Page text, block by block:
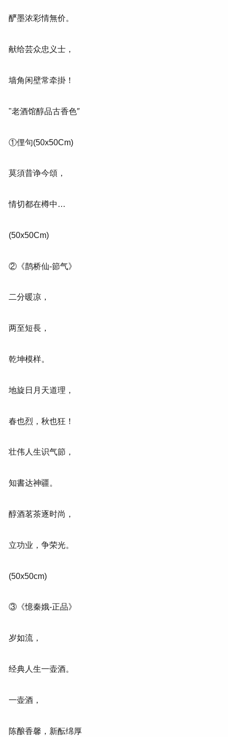
酽墨浓彩情無价。
献给芸众忠义士，
墙角闲壁常牵掛！
"老酒馆醇品古香色″
①俚句(50x50Cm)
莫須昔诤今頌，
情切都在樽中…
(50x50Cm)
②《鹊桥仙-節气》
二分暖凉，
两至短長，
乾坤模样。
地旋日月天道理，
春也烈，秋也狂！
壮伟人生识气節，
知書达神疆。
醇酒茗茶逐时尚，
立功业，争荣光。
(50x50cm)
③《憶秦娥-正品》
岁如流，
经典人生一壶酒。
一壶酒，
陈酿香馨，新酝绵厚